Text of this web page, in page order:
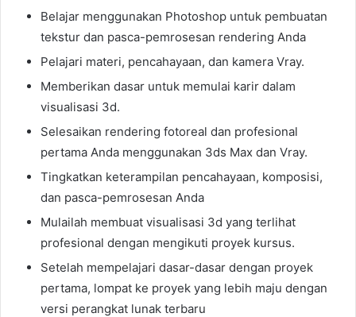
Belajar menggunakan Photoshop untuk pembuatan
tekstur dan pasca-pemrosesan rendering Anda
Pelajari materi, pencahayaan, dan kamera Vray.
Memberikan dasar untuk memulai karir dalam
visualisasi 3d.
Selesaikan rendering fotoreal dan profesional
pertama Anda menggunakan 3ds Max dan Vray.
Tingkatkan keterampilan pencahayaan, komposisi,
dan pasca-pemrosesan Anda
Mulailah membuat visualisasi 3d yang terlihat
profesional dengan mengikuti proyek kursus.
Setelah mempelajari dasar-dasar dengan proyek
pertama, lompat ke proyek yang lebih maju dengan
versi perangkat lunak terbaru